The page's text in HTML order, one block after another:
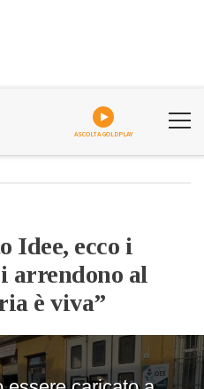
ASCOLTA GOLDPLAY
Idee, ecco i
arrendono al
è viva”